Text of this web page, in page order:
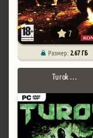
7
Размер:2.67 ГБ
Turok …